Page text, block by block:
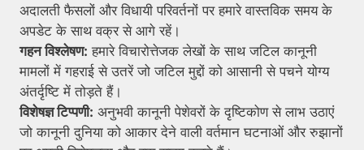
अदालती फैसलों और विधायी परिवर्तनों पर हमारे वास्तविक समय के
अपडेट के साथ वक्र से आगे रहें।
गहन विश्लेषण: हमारे विचारोत्तेजक लेखों के साथ जटिल कानूनी
मामलों में गहराई से उतरें जो जटिल मुद्दों को आसानी से पचने योग्य
अंतर्दृष्टि में तोड़ते हैं।
विशेषज्ञ टिप्पणी: अनुभवी कानूनी पेशेवरों के दृष्टिकोण से लाभ उठाएं
जो कानूनी दुनिया को आकार देने वाली वर्तमान घटनाओं और रुझानों